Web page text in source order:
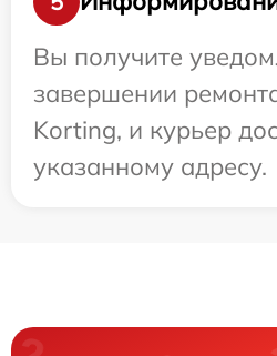
Вы получите
завершении
Korting, и курьер
указанному адресу.